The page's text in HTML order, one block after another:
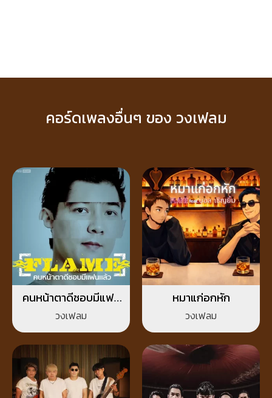
คอร์ดเพลงอื่นๆ ของ วงเฟลม
คนหน้าตาดีชอบมีแฟน
แล้ว
วงเฟลม
หมาแก่อกหัก
วงเฟลม